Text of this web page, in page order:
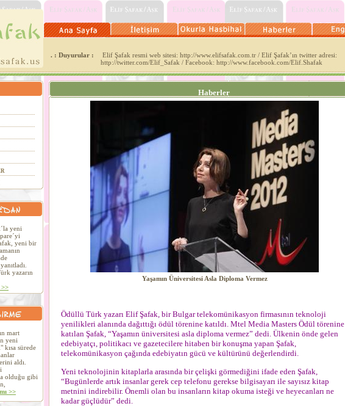
. : Duyurular :
Elif Şafak resmi web sitesi: http://www.elifsafak.com.tr / Elif Şafak’ın twitter adresi:
http://twitter.com/Elif_Safak / Facebook: http://www.facebook.com/Elif.Shafak
yeni
yeni bir
yazarın
>>
mart
yeni
kısa sürede
aldı.
olduğu gibi
>>
Haberler
Yaşamın Üniversitesi Asla Diploma Vermez
Ödüllü Türk yazarı Elif Şafak, bir Bulgar telekomünikasyon firmasının teknoloji
yenilikleri alanında dağıttığı ödül törenine katıldı. Mtel Media Masters Ödül törenine
katılan Şafak, “Yaşamın üniversitesi asla diploma vermez” dedi. Ülkenin önde gelen
edebiyatçı, politikacı ve gazetecilere hitaben bir konuşma yapan Şafak,
telekomünikasyon çağında edebiyatın gücü ve kültürünü değerlendirdi.
Yeni teknolojinin kitaplarla arasında bir çelişki görmediğini ifade eden Şafak,
“Bugünlerde artık insanlar gerek cep telefonu gerekse bilgisayarı ile sayısız kitap
metnini indirebilir. Önemli olan bu insanların kitap okuma isteği ve heyecanları ne
kadar güçlüdür” dedi.